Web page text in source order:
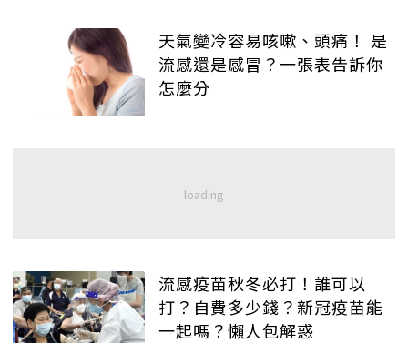
天氣變冷容易咳嗽、頭痛！ 是
流感還是感冒？一張表告訴你
怎麼分
流感疫苗秋冬必打！誰可以
打？自費多少錢？新冠疫苗能
一起嗎？懶人包解惑